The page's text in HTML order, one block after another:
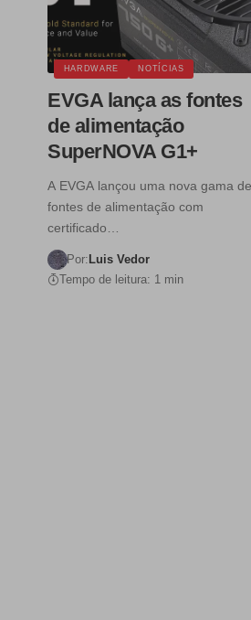
HARDWARE NOTÍCIAS
EVGA lança as fontes
de alimentação
SuperNOVA G1+
A EVGA lançou uma nova gama de
fontes de alimentação com
certificado…
Por: Luis Vedor
Tempo de leitura: 1 min